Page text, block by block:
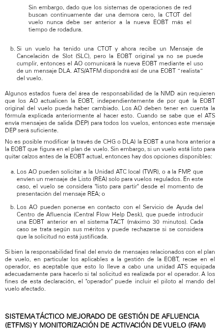
Sin embargo, dado que los sistemas de operaciones de red
buscan continuamente dar una demora cero, la CTOT del
vuelo nunca debe ser anterior a la nueva EOBT más el
tiempo de rodadura.
Si un vuelo ha tenido una CTOT y ahora recibe un Mensaje de
Cancelación de Slot (SLC), pero la EOBT original ya no se puede
cumplir, entonces el AO comunicará la nueva EOBT mediante el uso
de un mensaje DLA. ATS/ATFM dispondrá así de una EOBT “realista”
del vuelo.
Algunos estados fuera del área de responsabilidad de la NMD aún requieren
que los AO actualicen la EOBT, independientemente de por qué la EOBT
original del vuelo pueda haber cambiado. Los AO deben tener en cuenta la
fórmula explicada anteriormente al hacer esto. Cuando se sabe que el ATS
envía mensajes de salida (DEP) para todos los vuelos, entonces este mensaje
DEP será suficiente.
No es posible modificar (a través de CHG o DLA) la EOBT a una hora anterior a
la EOBT que figura en el plan de vuelo. Sin embargo, si un vuelo está listo para
quitar calzos antes de la EOBT actual, entonces hay dos opciones disponibles:
Los AO pueden solicitar a la Unidad ATC local (TWR), o a la FMP, que
envíen un mensaje de Listo (REA) solo para vuelos regulados. En este
caso, el vuelo se considera "listo para partir" desde el momento de
presentación del mensaje REA; o
Los AO pueden ponerse en contacto con el Servicio de Ayuda del
Centro de Afluencia (Central Flow Help Desk), que puede introducir
una EOBT anterior en el sistema TACT (máximo 30 minutos). Cada
caso se trata según sus méritos y puede rechazarse si se considera
que la solicitud no está justificada.
Si bien la responsabilidad final del envío de mensajes relacionados con el plan
de vuelo, en particular los aplicables a la gestión de la EOBT, recae en el
operador, es aceptable que esto lo lleve a cabo una unidad ATS equipada
adecuadamente para hacerlo si tal solicitud es realizada por el operador. A los
fines de esta declaración, el "operador" puede incluir el piloto al mando del
vuelo afectado.
SISTEMA TÁCTICO MEJORADO DE GESTIÓN DE AFLUENCIA
(ETFMS) Y MONITORIZACIÓN DE ACTIVACIÓN DE VUELO (FAM)